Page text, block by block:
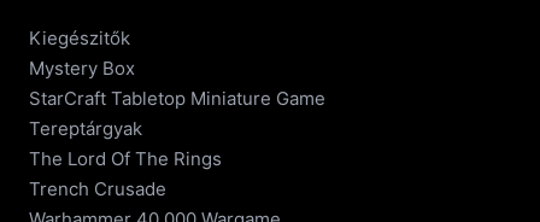
Kiegészitők
Mystery Box
StarCraft Tabletop Miniature Game
Tereptárgyak
The Lord Of The Rings
Trench Crusade